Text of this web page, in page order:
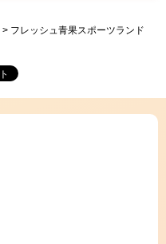
> フレッシュ青果スポーツランド